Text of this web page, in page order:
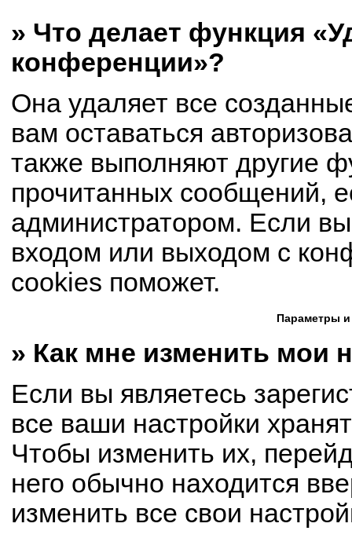
» Что делает функция
конференции»?
Она удаляет все
вам оставаться
также выполняют другие
прочитанных сообщений,
администратором. Если
входом или выходом с
cookies поможет.
Параметры и
» Как мне изменить мои
Если вы являетесь
все ваши настройки
Чтобы изменить их,
него обычно находится
изменить все свои